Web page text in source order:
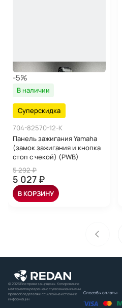
-5%
В наличии
Суперскидка
704-82570-12-K
Панель зажигания Yamaha
(замок зажигания и кнопка
стоп с чекой) (PWB)
5 292 ₽
5 027 ₽
В КОРЗИНУ
© 2026 Все права защищены. Копирование
материалов разрешено с указанием имени
правообладателя и ссылкой на источник
информации
Способы оплаты: